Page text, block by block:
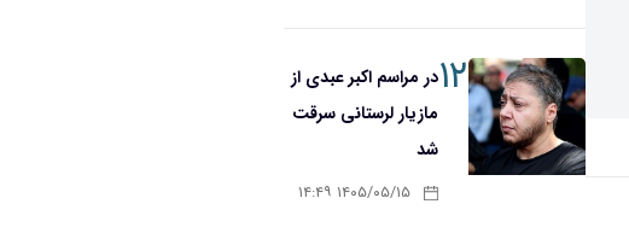
۱۲در مراسم اکبر عبدی از
مازیار لرستانی سرقت
شد
۱۴۰۵/۰۵/۱۵ ۱۴:۴۹